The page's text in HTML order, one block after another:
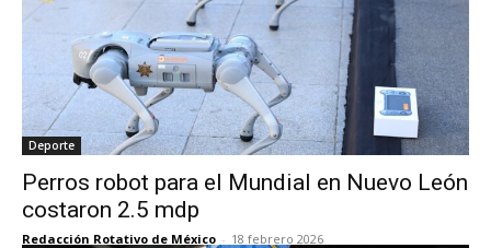
Deporte
Perros robot para el Mundial en Nuevo León
costaron 2.5 mdp
Redacción Rotativo de México - 18 febrero 2026